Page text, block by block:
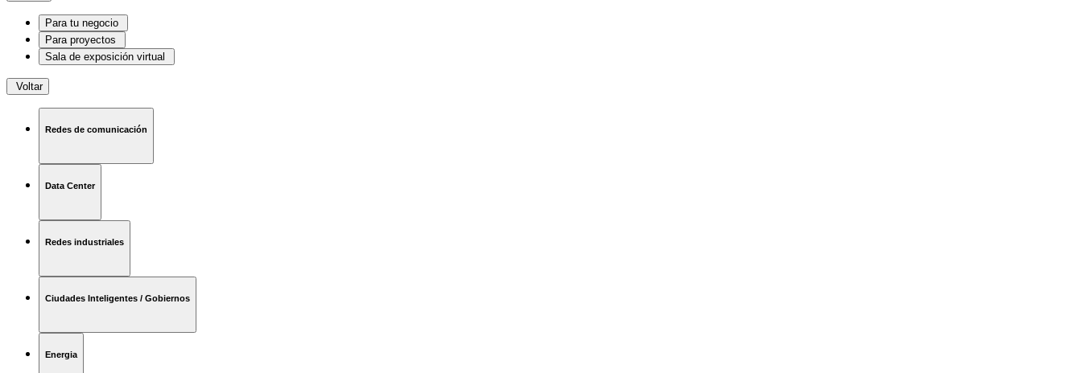
Para tu negocio
Para proyectos
Sala de exposición virtual
Voltar
Redes de comunicación
Data Center
Redes industriales
Ciudades Inteligentes / Gobiernos
Energia